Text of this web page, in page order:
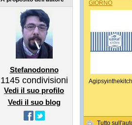
Stefanodonno
1145 condivisioni
Vedi il suo profilo
Vedi il suo blog
GIORNO
Tutto